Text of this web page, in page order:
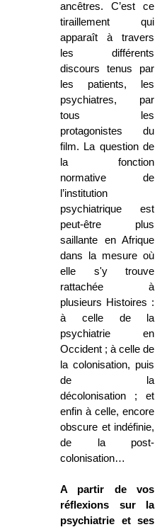
ancêtres. C’est ce
tiraillement qui
apparaît à travers
les différents
discours tenus par
les patients, les
psychiatres, par
tous les
protagonistes du
film. La question de
la fonction
normative de
l’institution
psychiatrique est
peut-être plus
saillante en Afrique
dans la mesure où
elle s'y trouve
rattachée à
plusieurs Histoires :
à celle de la
psychiatrie en
Occident ; à celle de
la colonisation, puis
de la
décolonisation ; et
enfin à celle, encore
obscure et indéfinie,
de la post-
colonisation…
A partir de vos
réflexions sur la
psychiatrie et ses